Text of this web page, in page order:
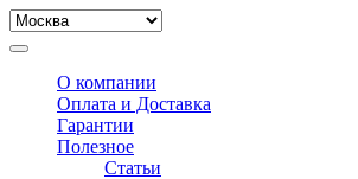
О компании
Оплата и Доставка
Гарантии
Полезное
Статьи